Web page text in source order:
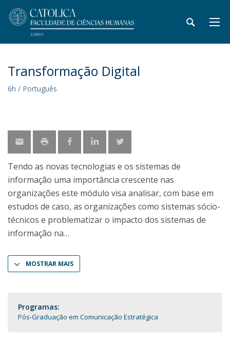
Transformação Digital
6h / Português
Tendo as novas tecnologias e os sistemas de
informação uma importância crescente nas
organizações este módulo visa analisar, com base em
estudos de caso, as organizações como sistemas sócio-
técnicos e problematizar o impacto dos sistemas de
informação na
MOSTRAR MAIS
Programas:
Pós-Graduação em Comunicação Estratégica